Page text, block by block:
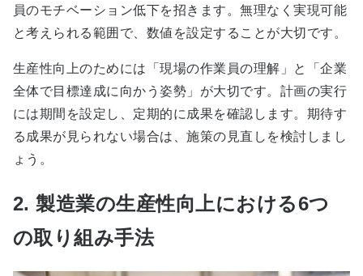
員のモチベーション低下を招きます。無理なく実現可能
と考えられる範囲で、数値を設定することが大切です。
生産性向上のためには「現場の作業員の理解」と「企業
全体で目標達成に向かう姿勢」が大切です。計画の実行
には期間を設定し、定期的に成果を確認します。期待す
る成果が見られない場合は、施策の見直しを検討しまし
ょう。
2. 製造業の生産性向上における6つ
の取り組み手法